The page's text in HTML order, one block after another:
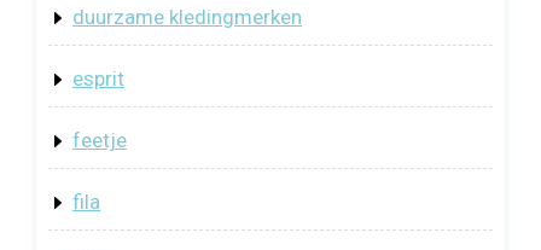
duurzame kledingmerken
esprit
feetje
fila